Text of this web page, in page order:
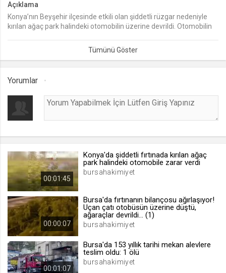
lang
.web.tv
Seçilen dil tercihini tutmak
.web.tv
[hash]
.web.tv
channelCategories
Site içeriği önerme
1 yıl
Açıklama
Konya’nın Beyşehir ilçesinde etkili olan şiddetli rüzgar nedeniyle
kırılan ağaç park halindeki otomobilin üzerine devrildi. Otomobilin
Yorumlar
00:01:45
Konya'da şiddetli fırtınada kırılan ağaç
park halindeki otomobile zarar verdi
bursahakimiyet
00:00:07
Bursa'da fırtınanın bilançosu ağırlaşıyor!
Uçan çatı otobüsün üzerine düştü,
ağaraçlar devrildi... (1)
bursahakimiyet
00:01:07
Bursa'da 153 yıllık tarihi mekan alevlere
teslim oldu: 1 ölü
bursahakimiyet